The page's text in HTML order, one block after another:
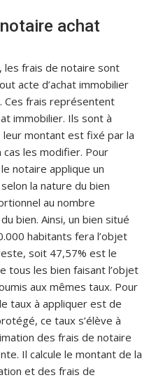
achat
les frais de notaire sont
acte d’achat immobilier
Ces frais représentent
immobilier. Ils sont à
leur montant est fixé par la
cas les modifier. Pour
notaire applique un
la nature du bien
au nombre
bien. Ainsi, un bien situé
habitants fera l’objet
soit 47,57% est le
tous les bien faisant l’objet
aux mêmes taux. Pour
taux à appliquer est de
ce taux s’élève à
des frais de notaire
Il calcule le montant de la
et des frais de